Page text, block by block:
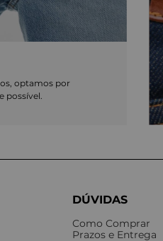
optamos por
possível.
DÚVIDAS
Como Comprar
Prazos e Entrega